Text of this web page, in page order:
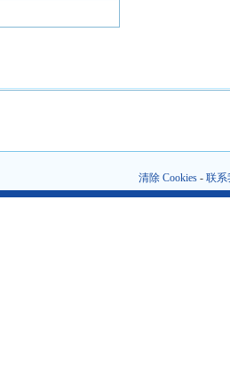
清除 Cookies - 联系